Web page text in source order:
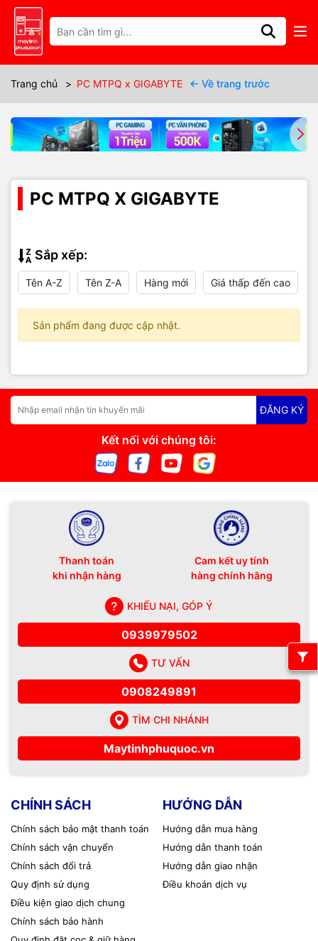
Trang chủ > PC MTPQ x GIGABYTE ← Về trang trước
PC MTPQ X GIGABYTE
Sắp xếp:
Tên A-Z Tên Z-A Hàng mới Giá thấp đến cao
Sản phẩm đang được cập nhật.
ĐĂNG KÝ
Kết nối với chúng tôi:
Thanh toán
khi nhận hàng
Cam kết uy tính
hàng chính hãng
KHIẾU NẠI, GÓP Ý
0939979502
TƯ VẤN
0908249891
TÌM CHI NHÁNH
Maytinhphuquoc.vn
CHÍNH SÁCH
Chính sách bảo mật thanh toán
Chính sách vận chuyển
Chính sách đổi trả
Quy định sử dụng
Điều kiện giao dịch chung
Chính sách bảo hành
HƯỚNG DẪN
Hướng dẫn mua hàng
Hướng dẫn thanh toán
Hướng dẫn giao nhận
Điều khoản dịch vụ